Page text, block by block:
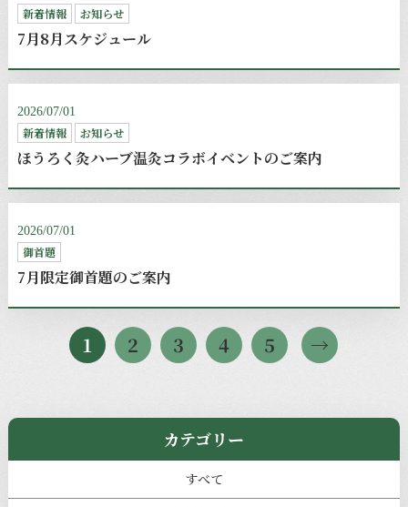
新着情報 お知らせ
7月8月スケジュール
2026/07/01
新着情報 お知らせ
ほうろく灸ハーブ温灸コラボイベントのご案内
2026/07/01
御首題
7月限定御首題のご案内
1 2 3 4 5
カテゴリー
すべて